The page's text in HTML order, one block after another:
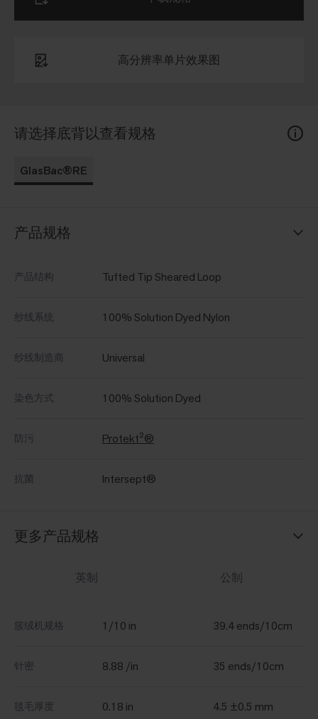
请选择底背以查看规格
GlasBac®RE
产品规格
产品结构 Tufted Tip Sheared Loop
纱线系统 100% Solution Dyed Nylon
纱线制造商 Universal
染色方式 100% Solution Dyed
防污 Protekt²®
抗菌 Intersept®
更多产品规格
英制 公制
簇绒机规格 1/10 in 39.4 ends/10cm
针密 8.88 /in 35 ends/10cm
毯毛厚度 0.18 in 4.5 ±0.5 mm
高分辨率单片效果图